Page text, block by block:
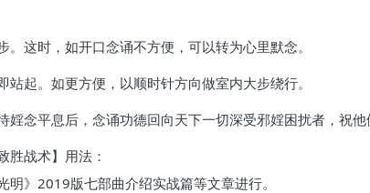
这时，如开口念诵不方便，可以转为心里默念。
起。如更方便，以顺时针方向做室内大步绕行。
婬念平息后，念诵功德回向天下一切深受邪婬困扰者，祝他
胜战术】用法：
明》2019版七部曲介绍实战篇等文章进行。